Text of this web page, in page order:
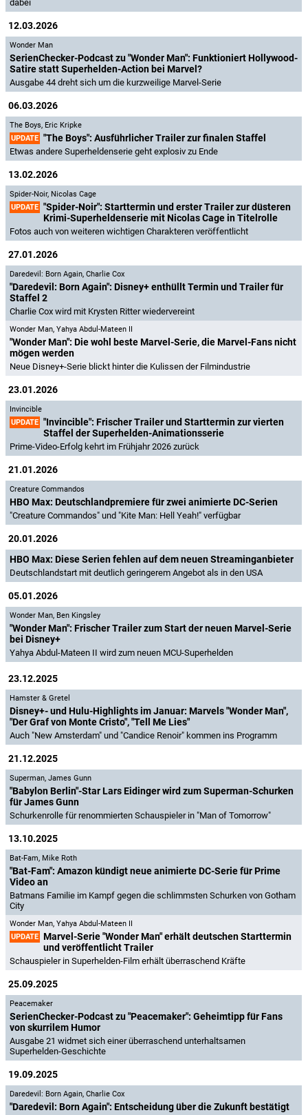
dabei
12.03.2026
Wonder Man
SerienChecker-Podcast zu "Wonder Man": Funktioniert Hollywood-
Satire statt Superhelden-Action bei Marvel?
Ausgabe 44 dreht sich um die kurzweilige Marvel-Serie
06.03.2026
The Boys, Eric Kripke
UPDATE "The Boys": Ausführlicher Trailer zur finalen Staffel
Etwas andere Superheldenserie geht explosiv zu Ende
13.02.2026
Spider-Noir, Nicolas Cage
UPDATE "Spider-Noir": Starttermin und erster Trailer zur düsteren
Krimi-Superheldenserie mit Nicolas Cage in Titelrolle
Fotos auch von weiteren wichtigen Charakteren veröffentlicht
27.01.2026
Daredevil: Born Again, Charlie Cox
"Daredevil: Born Again": Disney+ enthüllt Termin und Trailer für
Staffel 2
Charlie Cox wird mit Krysten Ritter wiedervereint
Wonder Man, Yahya Abdul-Mateen II
"Wonder Man": Die wohl beste Marvel-Serie, die Marvel-Fans nicht
mögen werden
Neue Disney+-Serie blickt hinter die Kulissen der Filmindustrie
23.01.2026
Invincible
UPDATE "Invincible": Frischer Trailer und Starttermin zur vierten
Staffel der Superhelden-Animationsserie
Prime-Video-Erfolg kehrt im Frühjahr 2026 zurück
21.01.2026
Creature Commandos
HBO Max: Deutschlandpremiere für zwei animierte DC-Serien
"Creature Commandos" und "Kite Man: Hell Yeah!" verfügbar
20.01.2026
HBO Max: Diese Serien fehlen auf dem neuen Streaminganbieter
Deutschlandstart mit deutlich geringerem Angebot als in den USA
05.01.2026
Wonder Man, Ben Kingsley
"Wonder Man": Frischer Trailer zum Start der neuen Marvel-Serie
bei Disney+
Yahya Abdul-Mateen II wird zum neuen MCU-Superhelden
23.12.2025
Hamster & Gretel
Disney+- und Hulu-Highlights im Januar: Marvels "Wonder Man",
"Der Graf von Monte Cristo", "Tell Me Lies"
Auch "New Amsterdam" und "Candice Renoir" kommen ins Programm
21.12.2025
Superman, James Gunn
"Babylon Berlin"-Star Lars Eidinger wird zum Superman-Schurken
für James Gunn
Schurkenrolle für renommierten Schauspieler in "Man of Tomorrow"
13.10.2025
Bat-Fam, Mike Roth
"Bat-Fam": Amazon kündigt neue animierte DC-Serie für Prime
Video an
Batmans Familie im Kampf gegen die schlimmsten Schurken von Gotham
City
Wonder Man, Yahya Abdul-Mateen II
UPDATE Marvel-Serie "Wonder Man" erhält deutschen Starttermin
und veröffentlicht Trailer
Schauspieler in Superhelden-Film erhält überraschend Kräfte
25.09.2025
Peacemaker
SerienChecker-Podcast zu "Peacemaker": Geheimtipp für Fans
von skurrilem Humor
Ausgabe 21 widmet sich einer überraschend unterhaltsamen
Superhelden-Geschichte
19.09.2025
Daredevil: Born Again, Charlie Cox
"Daredevil: Born Again": Entscheidung über die Zukunft bestätigt